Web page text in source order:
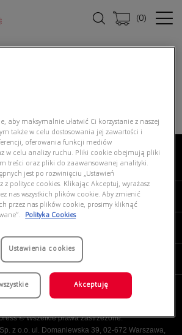
(0)
© Wszelkie prawa zastrzeżone.
z o.o. ul. Domaniewska 39, 02-672 Warszawa,
aby maksymalnie ułatwić Ci korzystanie z naszej
także w celu dostosowania jej zawartości i
oferowania funkcji mediów
w celu analizy ruchu. Pliki cookie obejmują pliki
treści oraz pliki do zaawansowanej analityki.
jest po rozwinięciu „Ustawień
z polityce cookies. Klikając Akceptuj, wyrażasz
nas wszystkich plików cookie. Aby zmienić
przez nas plików cookie, prosimy kliknąć
Polityka Cookies
Ustawienia cookies
Akceptuję